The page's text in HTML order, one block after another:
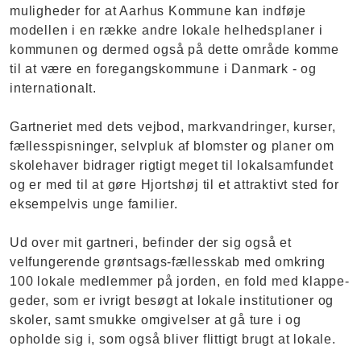
muligheder for at Aarhus Kommune kan indføje
modellen i en række andre lokale helhedsplaner i
kommunen og dermed også på dette område komme
til at være en foregangskommune i Danmark - og
internationalt.
Gartneriet med dets vejbod, markvandringer, kurser,
fællesspisninger, selvpluk af blomster og planer om
skolehaver bidrager rigtigt meget til lokalsamfundet
og er med til at gøre Hjortshøj til et attraktivt sted for
eksempelvis unge familier.
Ud over mit gartneri, befinder der sig også et
velfungerende grøntsags-fællesskab med omkring
100 lokale medlemmer på jorden, en fold med klappe-
geder, som er ivrigt besøgt at lokale institutioner og
skoler, samt smukke omgivelser at gå ture i og
opholde sig i, som også bliver flittigt brugt at lokale.